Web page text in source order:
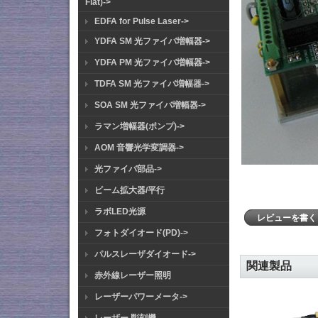
Flat)->
EDFA for Pulse Laser->
YDFA SM 光ファイバ増幅器->
YDFA PM 光ファイバ増幅器->
TDFA SM 光ファイバ増幅器->
SOA SM 光ファイバ増幅器->
ラマン増幅器(ポンプ)->
AOM 音響光学変調器->
光ファイバ部品->
ビーム拡大器/平行
ラボLED光源
フォトダイオード(PD)->
パルスレーザダイオード->
赤外線レーザー照明
レーザーパワーメータ->
レビューを書
関連製品